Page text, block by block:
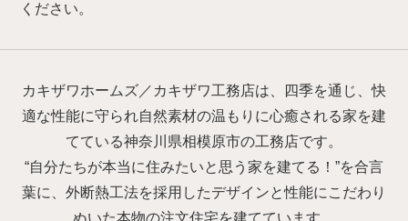
ください。
カキザワホームズ／カキザワ工務店は、四季を通じ、快
適な性能に守られ自然素材の温もりに心癒される家を建
てている神奈川県相模原市の工務店です。
“自分たちが本当に住みたいと思う家を建てる！”を合言
葉に、外断熱工法を採用したデザインと性能にこだわり